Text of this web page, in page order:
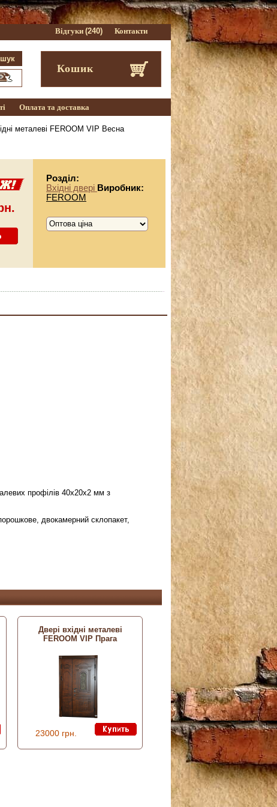
Відгуки (240) Контакти
Кошик
Оплата та доставка
металеві FEROOM VIP Весна
Розділ:
Вхідні двері Виробник:
FEROOM
профілів 40х20х2 мм з
двокамерний склопакет,
Двері вхідні металеві
FEROOM VIP Прага
23000 грн.